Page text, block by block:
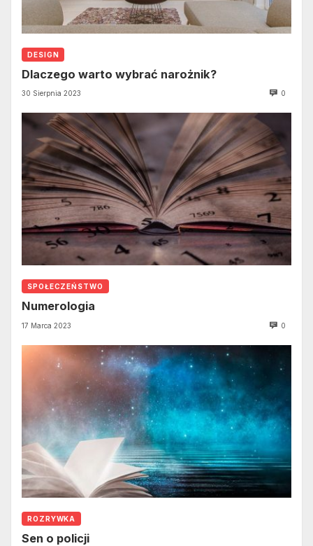
DESIGN
Dlaczego warto wybrać narożnik?
30 Sierpnia 2023 0
SPOŁECZEŃSTWO
Numerologia
17 Marca 2023 0
ROZRYWKA
Sen o policji